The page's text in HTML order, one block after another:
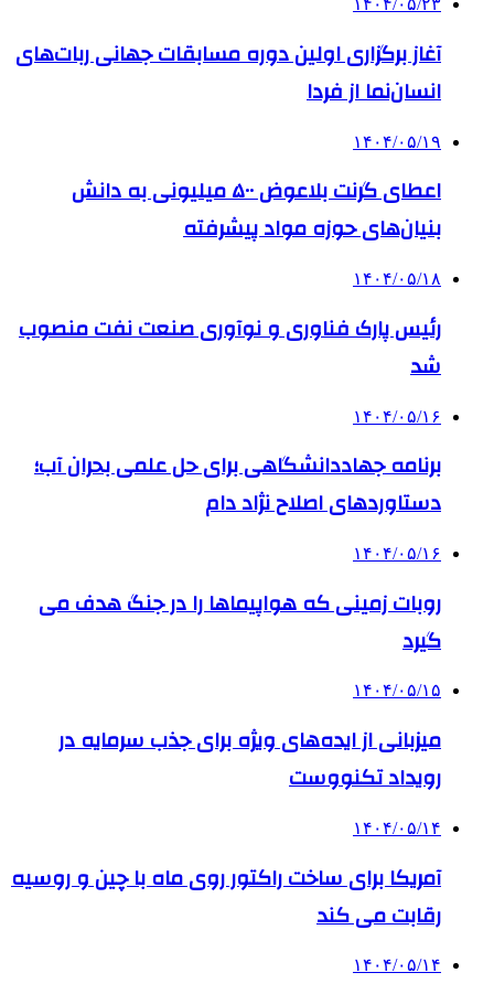
۱۴۰۴/۰۵/۲۳
آغاز برگزاری اولین دوره مسابقات جهانی ربات‌های
انسان‌نما از فردا
۱۴۰۴/۰۵/۱۹
اعطای گرنت بلاعوض ۵۰۰ میلیونی به دانش
بنیان‌های حوزه مواد پیشرفته
۱۴۰۴/۰۵/۱۸
رئیس پارک فناوری و نوآوری صنعت نفت منصوب
شد
۱۴۰۴/۰۵/۱۶
برنامه جهاددانشگاهی برای حل علمی بحران آب؛
دستاوردهای اصلاح نژاد دام
۱۴۰۴/۰۵/۱۶
روبات زمینی که هواپیماها را در جنگ هدف می
گیرد
۱۴۰۴/۰۵/۱۵
میزبانی از ایده‌های ویژه برای جذب سرمایه در
رویداد تکنووست
۱۴۰۴/۰۵/۱۴
آمریکا برای ساخت راکتور روی ماه با چین و روسیه
رقابت می کند
۱۴۰۴/۰۵/۱۴